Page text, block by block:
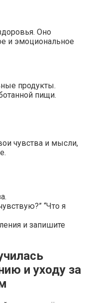
Оно
и эмоциональное
продукты.
пищи.
чувства и мысли,
“Что я
и запишите
и уходу за